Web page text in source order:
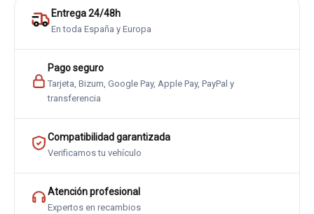
Entrega 24/48h
En toda España y Europa
Pago seguro
Tarjeta, Bizum, Google Pay, Apple Pay, PayPal y
transferencia
Compatibilidad garantizada
Verificamos tu vehículo
Atención profesional
Expertos en recambios